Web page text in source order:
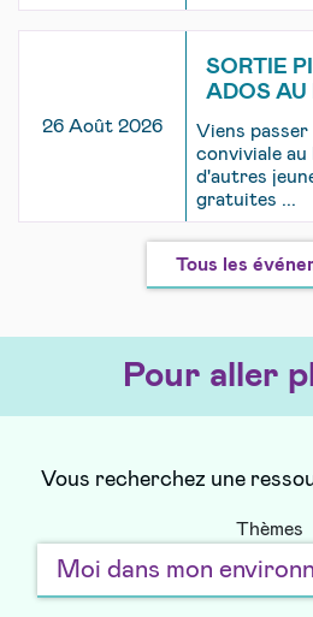
26 Août 2026
SORTIE
ADOS AU
Viens passer
conviviale au
d'autres
gratuites ...
Tous les
Pour aller
Vous recherchez une
Thèmes